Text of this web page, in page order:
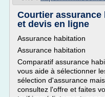
Courtier
et devis en ligne
Assurance habitation
Assurance habitation
Comparatif assurance
vous aide à sélectionner
sélection d'assurance
consultez l'offre et faites